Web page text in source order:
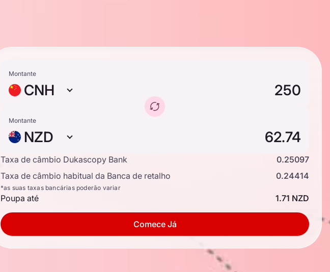
Montante
CNH
Montante
NZD
Taxa de câmbio Dukascopy Bank
0.25097
Taxa de câmbio habitual da Banca de retalho
0.24414
*as suas taxas bancárias poderão variar
Poupa até 1.71 NZD
Comece Já